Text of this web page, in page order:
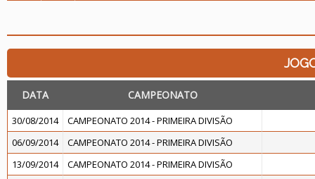
DATA CAMPEONATO
30/08/2014
CAMPEONATO 2014 - PRIMEIRA DIVISÃO
06/09/2014
CAMPEONATO 2014 - PRIMEIRA DIVISÃO
13/09/2014
CAMPEONATO 2014 - PRIMEIRA DIVISÃO